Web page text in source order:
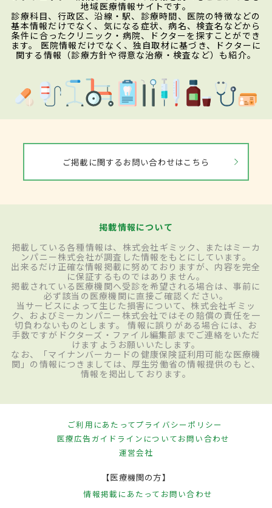
地域医療情報サイトです。
診療科目、行政区、沿線・駅、診療時間、医院の特徴などの
基本情報だけでなく、気になる症状、病名、検査名などから
条件に合ったクリニック・病院、ドクターを探すことができ
ます。 医院情報だけでなく、独自取材に基づき、ドクターに
関する情報（診療方針や得意な治療・検査など）も紹介。
ご掲載に関するお問い合わせはこちら
掲載情報について
掲載している各種情報は、株式会社ギミック、またはミーカ
ンパニー株式会社が調査した情報をもとにしています。
出来るだけ正確な情報掲載に努めておりますが、内容を完全
に保証するものではありません。
掲載されている医療機関へ受診を希望される場合は、事前に
必ず該当の医療機関に直接ご確認ください。
当サービスによって生じた損害について、株式会社ギミッ
ク、およびミーカンパニー株式会社ではその賠償の責任を一
切負わないものとします。 情報に誤りがある場合には、お
手数ですがドクターズ・ファイル編集部までご連絡をいただ
けますようお願いいたします。
なお、「マイナンバーカードの健康保険証利用可能な医療機
関」の情報につきましては、厚生労働省の情報提供のもと、
情報を掲出しております。
ご利用にあたってプライバシーポリシー
医療広告ガイドラインについてお問い合わせ
運営会社
【医療機関の方】
情報掲載にあたって お問い合わせ